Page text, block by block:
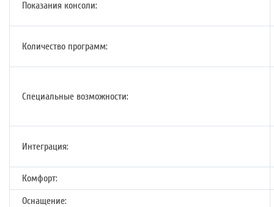
Показания консоли:
Количество программ:
Специальные возможности:
Интеграция:
Комфорт:
Оснащение: